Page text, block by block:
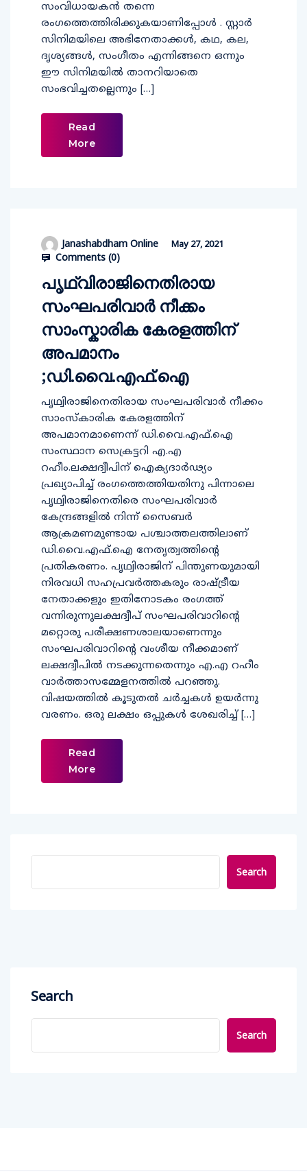
സംവിധായകന്‍ തന്നെ
രംഗത്തെത്തിരിക്കുകയാണിപ്പോൾ . സ്റ്റാര്‍
സിനിമയിലെ അഭിനേതാക്കൾ, കഥ, കല,
ദൃശ്യങ്ങൾ, സംഗീതം എന്നിങ്ങനെ ഒന്നും
ഈ സിനിമയിൽ താനറിയാതെ
സംഭവിച്ചതല്ലെന്നും […]
Read
More
Janashabdham Online May 27, 2021
Comments (0)
പൃഥ്വിരാജിനെതിരായ
സംഘപരിവാർ നീക്കം
സാംസ്കാരിക കേരളത്തിന്
അപമാനം
;ഡി.വൈ.എഫ്.ഐ
പൃഥ്വിരാജിനെതിരായ സംഘപരിവാർ നീക്കം
സാംസ്കാരിക കേരളത്തിന്
അപമാനമാണെന്ന് ഡി.വൈ.എഫ്.ഐ
സംസ്ഥാന സെക്രട്ടറി എ.എ
റഹീം.ലക്ഷദ്വീപിന് ഐക്യദാര്‍ഢ്യം
പ്രഖ്യാപിച്ച് രംഗത്തെത്തിയതിനു പിന്നാലെ
പൃഥ്വിരാജിനെതിരെ സംഘപരിവാര്‍
കേന്ദ്രങ്ങളില്‍ നിന്ന് സൈബര്‍
ആക്രമണമുണ്ടായ പശ്ചാത്തലത്തിലാണ്
ഡി.വൈ.എഫ്.ഐ നേതൃത്വത്തിന്‍റെ
പ്രതികരണം. പൃഥ്വിരാജിന് പിന്തുണയുമായി
നിരവധി സഹപ്രവര്‍ത്തകരും രാഷ്ട്രീയ
നേതാക്കളും ഇതിനോടകം രംഗത്ത്
വന്നിരുന്നുലക്ഷദ്വീപ് സംഘപരിവാറിന്റെ
മറ്റൊരു പരീക്ഷണശാലയാണെന്നും
സംഘപരിവാറിന്റെ വംശീയ നീക്കമാണ്
ലക്ഷദ്വീപില്‍ നടക്കുന്നതെന്നും എ.എ റഹീം
വാര്‍ത്താസമ്മേളനത്തില്‍ പറഞ്ഞു.
വിഷയത്തില്‍ കൂടുതൽ ചർച്ചകൾ ഉയർന്നു
വരണം. ഒരു ലക്ഷം ഒപ്പുകൾ ശേഖരിച്ച് […]
Read
More
Search
Search
Search